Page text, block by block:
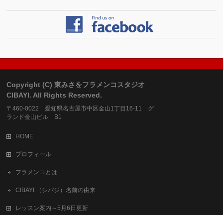
Copyright (C) 東みさをフラメンコスタジオ
CIBAYI. All Rights Reserved.
〒460-0022 愛知県名古屋市中区金山1丁目16-11 グ
ランド金山ビル B1
HOME
プロフィール
フラメンコとは
CIBAYI （シバジ）名前の由来
レッスン案内～5月6日更新